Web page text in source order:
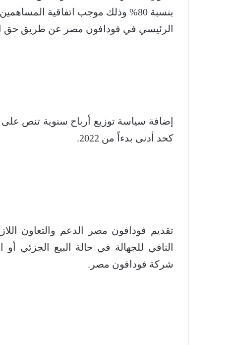
بنسبة 80% وذلك موجب اتفاقية
الرئيسي في فودافون مصر عن طريق حق
كحد أدنى بدءاً من 2022.
تقديم فودافون مصر الدعم والتعاون
النافي للجهالة في حالة البيع الجزئي
شركة فودافون مصر.